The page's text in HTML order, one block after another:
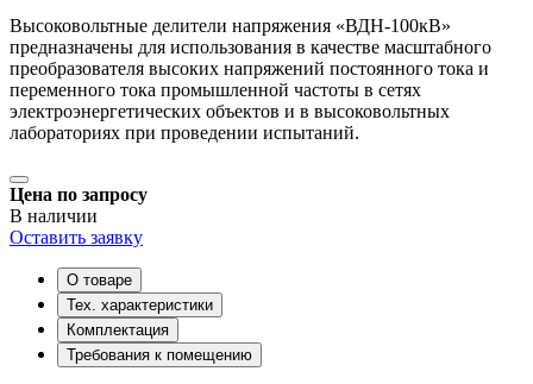
Высоковольтные делители напряжения «ВДН-100кВ»
предназначены для использования в качестве масштабного
преобразователя высоких напряжений постоянного тока и
переменного тока промышленной частоты в сетях
электроэнергетических объектов и в высоковольтных
лабораториях при проведении испытаний.
Цена по запросу
В наличии
Оставить заявку
О товаре
Тех. характеристики
Комплектация
Требования к помещению